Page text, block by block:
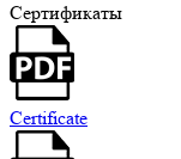
Сертификаты
Certificate